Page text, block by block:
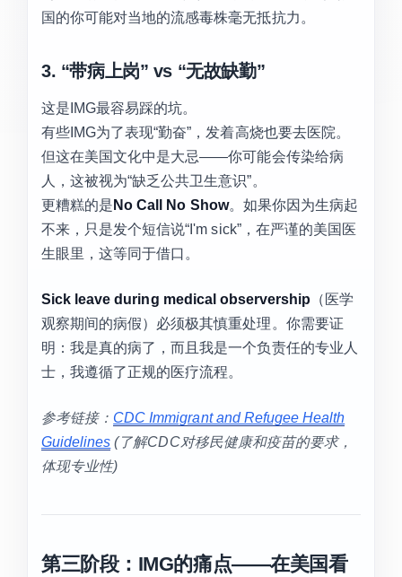
国的你可能对当地的流感毒株毫无抵抗力。
3. “带病上岗” vs “无故缺勤”
这是IMG最容易踩的坑。
有些IMG为了表现“勤奋”，发着高烧也要去医院。
但这在美国文化中是大忌——你可能会传染给病
人，这被视为“缺乏公共卫生意识”。
更糟糕的是 No Call No Show。如果你因为生病起
不来，只是发个短信说“I'm sick”，在严谨的美国医
生眼里，这等同于借口。
Sick leave during medical observership （医学
观察期间的病假）必须极其慎重处理。你需要证
明：我是真的病了，而且我是一个负责任的专业人
士，我遵循了正规的医疗流程。
参考链接： CDC Immigrant and Refugee Health
Guidelines (了解CDC对移民健康和疫苗的要求，
体现专业性)
第三阶段：IMG的痛点——在美国看